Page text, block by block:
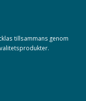
tillsammans genom